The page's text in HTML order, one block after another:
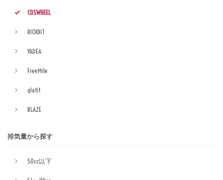
COSWHEEL
RICHBIT
YADEA
FreeMile
glafit
BLAZE
排気量から探す
50cc以下